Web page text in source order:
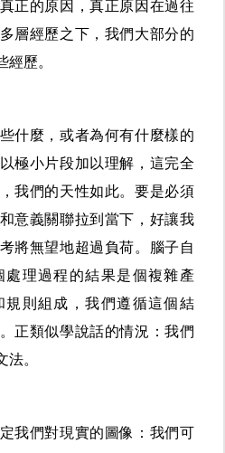
正的原因，真正原因在過往
層經歷之下，我們大部分的
經歷。
什麼，或者為何有什麼樣的
極小片段加以理解，這完全
我們的天性如此。要是必須
意義關聯拉到當下，好讓我
將無望地超過負荷。腦子自
理過程的結果是個複雜產
規則組成，我們遵循這個結
正類似學說話的情況：我們
。
我們對現實的圖像：我們可